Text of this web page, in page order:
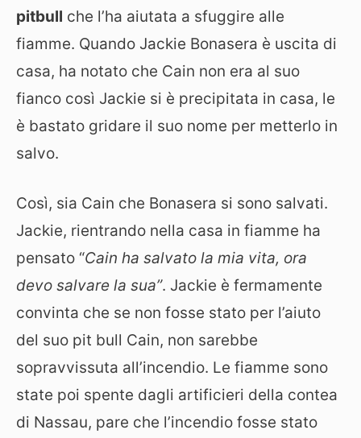
pitbull che l’ha aiutata a sfuggire alle
fiamme. Quando Jackie Bonasera è uscita di
casa, ha notato che Cain non era al suo
fianco così Jackie si è precipitata in casa, le
è bastato gridare il suo nome per metterlo in
salvo.
Così, sia Cain che Bonasera si sono salvati.
Jackie, rientrando nella casa in fiamme ha
pensato “Cain ha salvato la mia vita, ora
devo salvare la sua”. Jackie è fermamente
convinta che se non fosse stato per l’aiuto
del suo pit bull Cain, non sarebbe
sopravvissuta all’incendio. Le fiamme sono
state poi spente dagli artificieri della contea
di Nassau, pare che l’incendio fosse stato